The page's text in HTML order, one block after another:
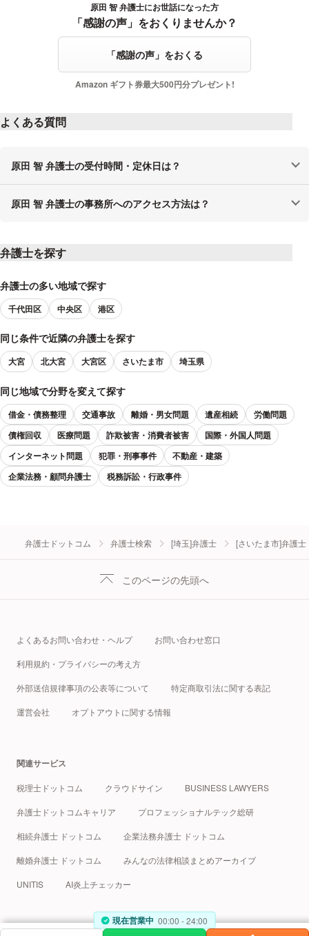
現在営業中 受付時間
00:00 24:00
原田 智 弁護士にお世話になった方
「感謝の声」をおくりませんか？
「感謝の声」をおくる
Amazon ギフト券最大500円分プレゼント!
よくある質問
原田 智 弁護士の受付時間・定休日は？
原田 智 弁護士の事務所へのアクセス方法は？
弁護士を探す
弁護士の多い地域で探す
千代田区 中央区 港区
同じ条件で近隣の弁護士を探す
大宮 北大宮 大宮区 さいたま市 埼玉県
同じ地域で分野を変えて探す
借金・債務整理 交通事故 離婚・男女問題 遺産相続
労働問題
債権回収
医療問題 詐欺被害・消費者被害
国際・外国人問題
インターネット問題
犯罪・刑事事件
不動産・建築
企業法務・顧問弁護士
税務訴訟・行政事件
弁護士ドットコム 弁護士検索 [埼玉]弁護士 [さいたま市]弁護士
このページの先頭へ
よくあるお問い合わせ・ヘルプ お問い合わせ窓口
利用規約・プライバシーの考え方
外部送信規律事項の公表等について 特定商取引法に関する表記
運営会社 オプトアウトに関する情報
関連サービス
税理士ドットコム クラウドサイン BUSINESS LAWYERS
弁護士ドットコムキャリア プロフェッショナルテック総研
相続弁護士 ドットコム 企業法務弁護士 ドットコム
離婚弁護士 ドットコム みんなの法律相談まとめアーカイブ
UNITIS AI炎上チェッカー